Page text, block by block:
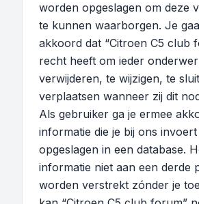
worden opgeslagen om deze
te kunnen waarborgen. Je
akkoord dat “Citroen C5 club
recht heeft om ieder
verwijderen, te wijzigen, te
verplaatsen wanneer zij dit
Als gebruiker ga je ermee
informatie die je bij ons
opgeslagen in een database.
informatie niet aan een derde
worden verstrekt zónder je